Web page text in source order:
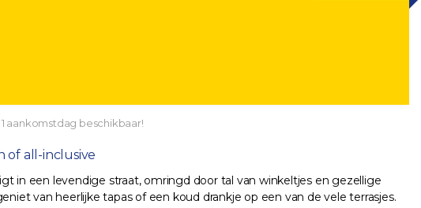
aankomstdag beschikbaar!
of all-inclusive
in een levendige straat, omringd door tal van winkeltjes en gezellige
van heerlijke tapas of een koud drankje op een van de vele terrasjes.